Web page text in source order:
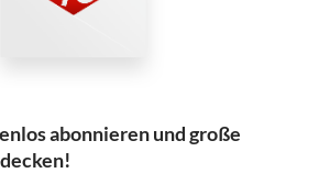
abonnieren und große